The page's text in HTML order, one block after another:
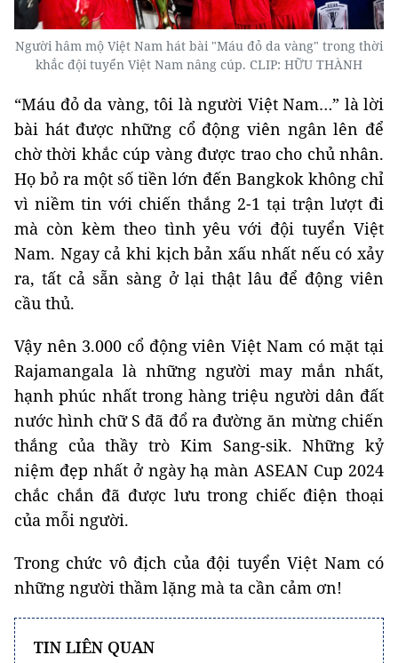
Người hâm mộ Việt Nam hát bài "Máu đỏ da vàng" trong thời
khắc đội tuyển Việt Nam nâng cúp. CLIP: HỮU THÀNH
“Máu đỏ da vàng, tôi là người Việt Nam…” là lời
bài hát được những cổ động viên ngân lên để
chờ thời khắc cúp vàng được trao cho chủ nhân.
Họ bỏ ra một số tiền lớn đến Bangkok không chỉ
vì niềm tin với chiến thắng 2-1 tại trận lượt đi
mà còn kèm theo tình yêu với đội tuyển Việt
Nam. Ngay cả khi kịch bản xấu nhất nếu có xảy
ra, tất cả sẵn sàng ở lại thật lâu để động viên
cầu thủ.
Vậy nên 3.000 cổ động viên Việt Nam có mặt tại
Rajamangala là những người may mắn nhất,
hạnh phúc nhất trong hàng triệu người dân đất
nước hình chữ S đã đổ ra đường ăn mừng chiến
thắng của thầy trò Kim Sang-sik. Những kỷ
niệm đẹp nhất ở ngày hạ màn ASEAN Cup 2024
chắc chắn đã được lưu trong chiếc điện thoại
của mỗi người.
Trong chức vô địch của đội tuyển Việt Nam có
những người thầm lặng mà ta cần cảm ơn!
TIN LIÊN QUAN